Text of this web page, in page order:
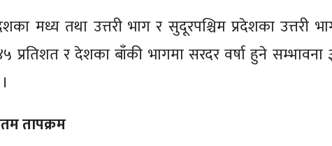
मध्य तथा उत्तरी भाग र सुदूरपश्चिम प्रदेशका उत्तरी
प्रतिशत र देशका बाँकी भागमा सरदर वर्षा हुने
तापक्रम